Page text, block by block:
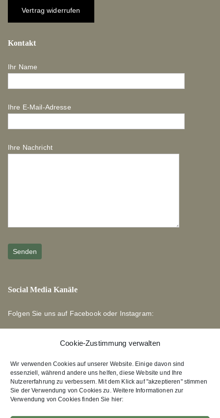
Cookie-Zustimmung verwalten
Wir verwenden Cookies auf unserer Website. Einige davon sind
essenziell, während andere uns helfen, diese Website und Ihre
Nutzererfahrung zu verbessern. Mit dem Klick auf "akzeptieren" stimmen
Sie der Verwendung von Cookies zu. Weitere Informationen zur
Verwendung von Cookies finden Sie hier:
Vertrag widerrufen
Kontakt
Ihr Name
Ihre E-Mail-Adresse
Ihre Nachricht
Social Media Kanäle
Folgen Sie uns auf Facebook oder Instagram:
Links zu unseren Partnerverlagen
Edition Bärenklau